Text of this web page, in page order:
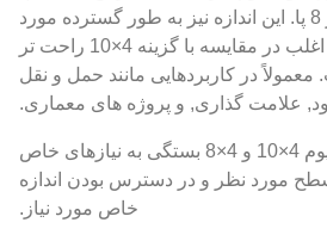
اما طول کمتر از 8 پا. این اندازه نیز به طور گسترده مورد
استفاده قرار می گیرد و اغلب در مقایسه با گزینه 4×10 راحت تر
در کاربردهایی مانند حمل و نقل
علامت گذاری, و پروژه های معماری.
انتخاب بین ورق آلومینیوم 4×10 و 4×8 بستگی به نیازهای خاص
مورد نظر و در دسترس بودن اندازه
خاص مورد نیاز.